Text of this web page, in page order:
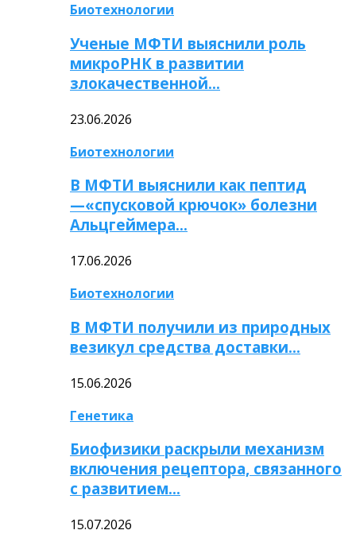
Биотехнологии
Ученые МФТИ выяснили роль
микроРНК в развитии
злокачественной…
23.06.2026
Биотехнологии
В МФТИ выяснили как пептид
—«спусковой крючок» болезни
Альцгеймера…
17.06.2026
Биотехнологии
В МФТИ получили из природных
везикул средства доставки…
15.06.2026
Генетика
Биофизики раскрыли механизм
включения рецептора, связанного
с развитием…
15.07.2026